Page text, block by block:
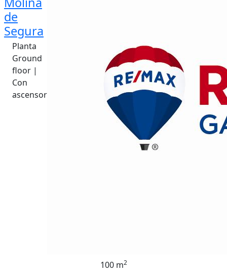
de
Segura
Planta
Ground
floor |
Con
ascensor
100 m2